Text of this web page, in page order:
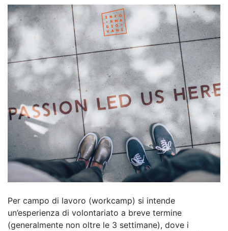
Per campo di lavoro (workcamp) si intende
un’esperienza di volontariato a breve termine
(generalmente non oltre le 3 settimane), dove i